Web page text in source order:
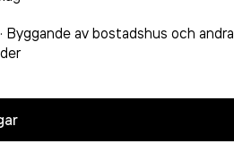
· Byggande av bostadshus och andra